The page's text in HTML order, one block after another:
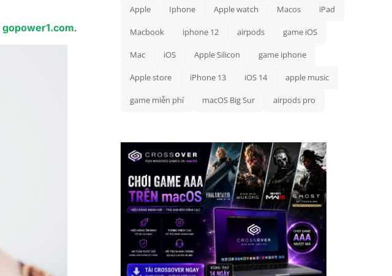
gopower1.com.
Apple Iphone Apple watch Macos iPad
Macbook iphone 12 airpods game iOS
Mac iOS Apple Silicon game iphone
Apple store iPhone 13 iOS 14 apple music
game miễn phí macOS Big Sur airpods pro